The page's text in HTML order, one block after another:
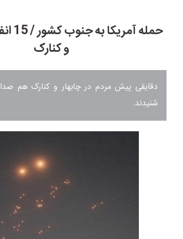
حمله
و کنارک
دقایقی پیش مردم در چابهار و کنارک هم
شنیدند.